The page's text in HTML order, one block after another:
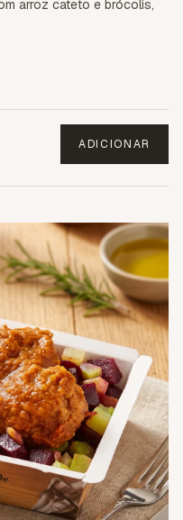
arroz cateto e brócolis,
ADICIONAR